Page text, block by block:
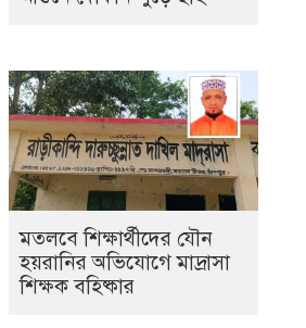
মতলবে শিক্ষার্থীদের যৌন
হয়রানির অভিযোগে মাদ্রাসা
শিক্ষক বহিষ্কার